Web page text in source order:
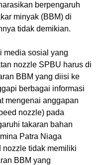
berpengaruh
minyak (BBM) di
tidak demikian.
media sosial yang
nozzle SPBU harus di
BBM yang diisi ke
berbagai informasi
mengenai anggapan
nozzle) pada
takaran bahan
Patra Niaga
nozzle tidak memiliki
BBM yang